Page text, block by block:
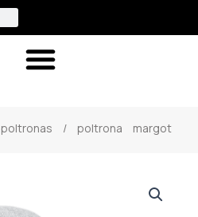
poltronas / poltrona margot